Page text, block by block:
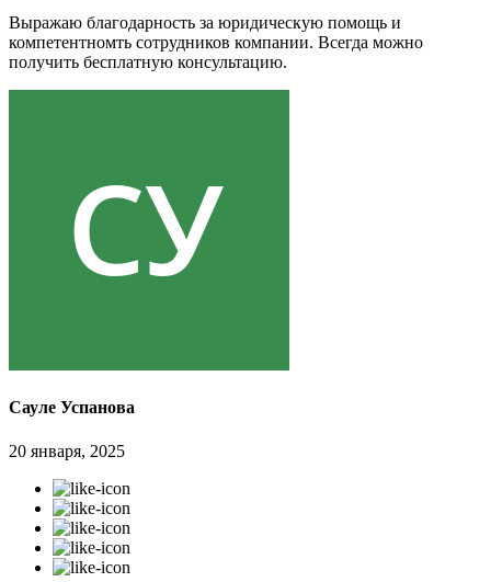
Выражаю благодарность за юридическую помощь и
компетентномть сотрудников компании. Всегда можно
получить бесплатную консультацию.
Сауле Успанова
20 января, 2025